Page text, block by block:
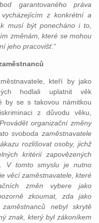
garantovaného práva
z konkrétní a
musí být ponecháno i to,
změnám, které se mohou
jeho pracovišť.“
kteří by jako
hodlali uplatnit věk
by se s takovou námitkou
z důvodu věku,
Provádět organizační změny
svoboda zaměstnavatele
rozlišovat osoby, jichž
kritérií zapovězených
V tomto smyslu je nutno
věcí zaměstnavatele, které
změn vybere jako
zkoumat, zda jako
nebyl skrytě
znak, který byl zákoníkem